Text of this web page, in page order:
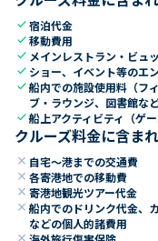
check宿泊代金
check移動費用
check メインレストラン・ビュ
check ショー、イベント等のエ
check船内での施設使用料（フ
ブ・ラウンジ、図書館など
check船上アクティビティ（ゲ
クルーズ料金に含ま
close 自宅～港までの交通費
close 各寄港地での移動費
close 寄港地観光ツアー代金
close 船内でのドリンク代金、
などの個人的諸費用